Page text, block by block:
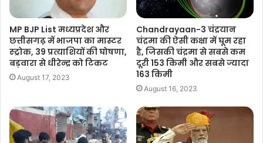
MP BJP List मध्यप्रदेश और
छत्तीसगढ़ में भाजपा का मास्टर
स्ट्रोक, 39 प्रत्याशियों की घोषणा,
बड़वारा से धीरेन्द्र को टिकट
August 17, 2023
Chandrayaan-3 चंद्रयान
चंद्रमा की ऐसी कक्षा में घूम रहा
है, जिसकी चंद्रमा से सबसे कम
दूरी 153 किमी और सबसे ज्यादा
163 किमी
August 16, 2023